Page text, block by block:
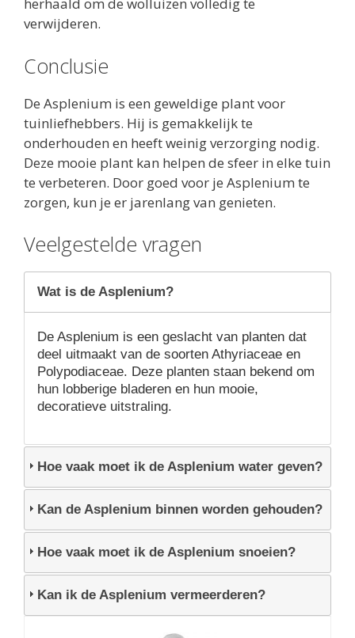
verwijderen.
Conclusie
De Asplenium is een geweldige plant voor
tuinliefhebbers. Hij is gemakkelijk te
onderhouden en heeft weinig verzorging nodig.
Deze mooie plant kan helpen de sfeer in elke tuin
te verbeteren. Door goed voor je Asplenium te
zorgen, kun je er jarenlang van genieten.
Veelgestelde vragen
Wat is de Asplenium?
De Asplenium is een geslacht van planten dat
deel uitmaakt van de soorten Athyriaceae en
Polypodiaceae. Deze planten staan bekend om
hun lobberige bladeren en hun mooie,
decoratieve uitstraling.
Hoe vaak moet ik de Asplenium water geven?
Kan de Asplenium binnen worden gehouden?
Hoe vaak moet ik de Asplenium snoeien?
Kan ik de Asplenium vermeerderen?